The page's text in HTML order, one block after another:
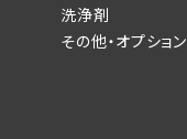
洗浄剤
その他・オプション